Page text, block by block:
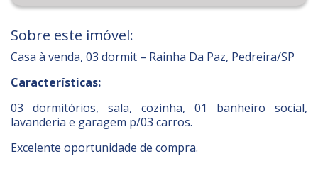
Sobre este imóvel:
Casa à venda, 03 dormit – Rainha Da Paz, Pedreira/SP
Características:
03 dormitórios, sala, cozinha, 01 banheiro social,
lavanderia e garagem p/03 carros.
Excelente oportunidade de compra.